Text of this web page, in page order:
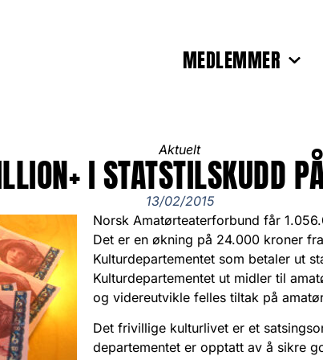
MEDLEMMER
Aktuelt
I STATSTILSKUDD
13/02/2015
Norsk Amatørteaterforbund får
Det er en økning på 24.000 kroner
Kulturdepartementet som betaler ut
Kulturdepartementet ut midler til
og videreutvikle felles tiltak på
Det frivillige kulturlivet er et
departementet er opptatt av å sikre